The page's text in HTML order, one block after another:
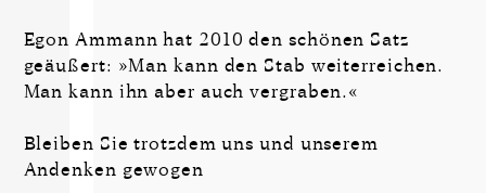
Egon Ammann hat 2010 den schönen Satz
geäußert: »Man kann den Stab weiterreichen.
Man kann ihn aber auch vergraben.«
Bleiben Sie trotzdem uns und unserem
Andenken gewogen